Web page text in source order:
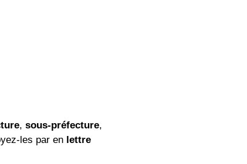
, sous-préfecture,
les par en lettre